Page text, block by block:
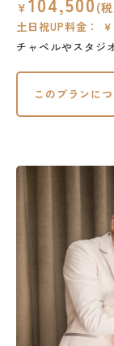
￥
(
土日祝UP料金：
チャペルやスタジ
このプランに